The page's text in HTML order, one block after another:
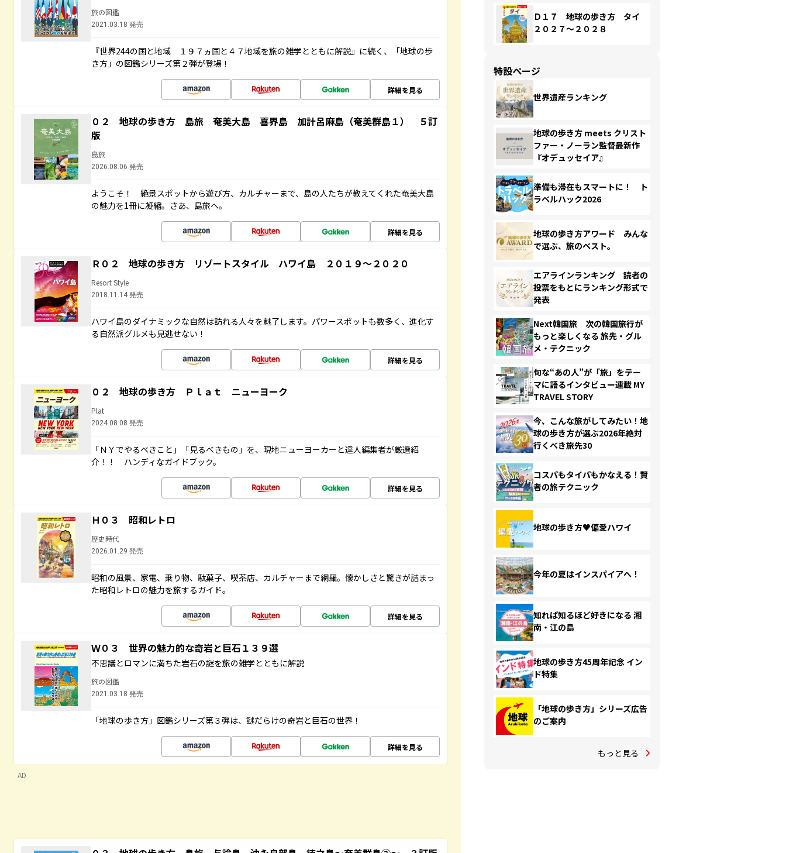
旅の図鑑
2021.03.18 発売
『世界244の国と地域 １９７ヵ国と４７地域を旅の雑学とともに解説』に続く、「地球の歩
き方」の図鑑シリーズ第２弾が登場！
詳細を見る
０２ 地球の歩き方 島旅 奄美大島 喜界島 加計呂麻島（奄美群島１） ５訂
版
島旅
2026.08.06 発売
ようこそ！ 絶景スポットから遊び方、カルチャーまで、島の人たちが教えてくれた奄美大島
の魅力を1冊に凝縮。さあ、島旅へ。
詳細を見る
Ｒ０２ 地球の歩き方 リゾートスタイル ハワイ島 ２０１９～２０２０
Resort Style
2018.11.14 発売
ハワイ島のダイナミックな自然は訪れる人々を魅了します。パワースポットも数多く、進化す
る自然派グルメも見逃せない！
詳細を見る
０２ 地球の歩き方 Ｐｌａｔ ニューヨーク
Plat
2024.08.08 発売
「ＮＹでやるべきこと」「見るべきもの」を、現地ニューヨーカーと達人編集者が厳選紹
介！！ ハンディなガイドブック。
詳細を見る
Ｈ０３ 昭和レトロ
歴史時代
2026.01.29 発売
昭和の風景、家電、乗り物、駄菓子、喫茶店、カルチャーまで網羅。懐かしさと驚きが詰まっ
た昭和レトロの魅力を旅するガイド。
詳細を見る
Ｗ０３ 世界の魅力的な奇岩と巨石１３９選
不思議とロマンに満ちた岩石の謎を旅の雑学とともに解説
旅の図鑑
2021.03.18 発売
「地球の歩き方」図鑑シリーズ第３弾は、謎だらけの奇岩と巨石の世界！
詳細を見る
AD
Ｄ１７ 地球の歩き方 タイ
２０２７～２０２８
特設ページ
世界遺産ランキング
地球の歩き方 meets クリスト
ファー・ノーラン監督最新作
『オデュッセイア』
準備も滞在もスマートに！ ト
ラベルハック2026
地球の歩き方アワード みんな
で選ぶ、旅のベスト。
エアラインランキング 読者の
投票をもとにランキング形式で
発表
Next韓国旅 次の韓国旅行が
もっと楽しくなる 旅先・グル
メ・テクニック
旬な“あの人”が「旅」をテー
マに語るインタビュー連載 MY
TRAVEL STORY
今、こんな旅がしてみたい！地
球の歩き方が選ぶ2026年絶対
行くべき旅先30
コスパもタイパもかなえる！賢
者の旅テクニック
地球の歩き方♥偏愛ハワイ
今年の夏はインスパイアへ！
知れば知るほど好きになる 湘
南・江の島
地球の歩き方45周年記念 イン
ド特集
「地球の歩き方」シリーズ広告
のご案内
もっと見る